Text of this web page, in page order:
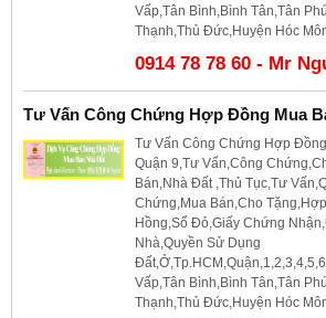
Vấp,Tân Bình,Bình Tân,Tân
Thạnh,Thủ Đức,Huyện Hóc
0914 78 78 60 - Mr
Tư Vấn Công Chứng Hợp Đồng Mua
Tư Vấn Công Chứng Hợp
Quận 9,Tư Vấn,Công
Bán,Nhà Đất ,Thủ Tục,Tư
Chứng,Mua Bán,Cho
Hồng,Sổ Đỏ,Giấy Chứng
Nhà,Quyền Sử Dụng
Vấp,Tân Bình,Bình Tân,Tân
Thạnh,Thủ Đức,Huyện Hóc